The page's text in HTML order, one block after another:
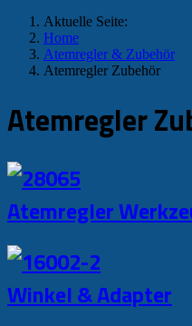
Aktuelle Seite:
Home
Atemregler & Zubehör
Atemregler Zubehör
Atemregler
Atemregler
Winkel & Adapter